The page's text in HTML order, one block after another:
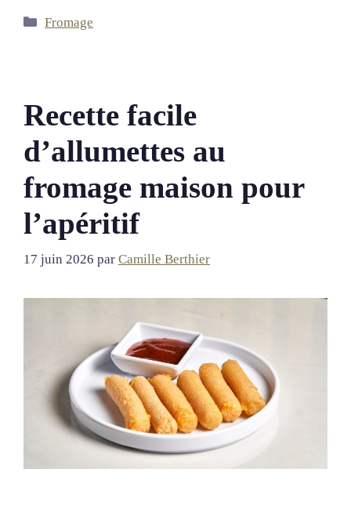
Catégories
Fromage
Recette facile
d’allumettes au
fromage maison pour
l’apéritif
17 juin 2026 par Camille Berthier